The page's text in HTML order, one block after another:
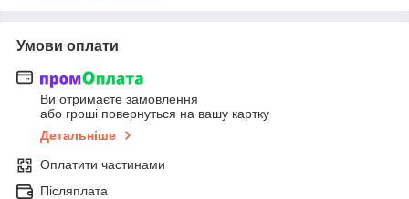
Умови оплати
Ви отримаєте замовлення
або гроші повернуться на вашу картку
Детальніше
Оплатити частинами
Післяплата